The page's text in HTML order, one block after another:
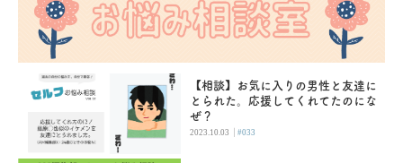
【相談】お気に入りの男性と友達に
とられた。応援してくれてたのにな
ぜ？
2023.10.03 |#033